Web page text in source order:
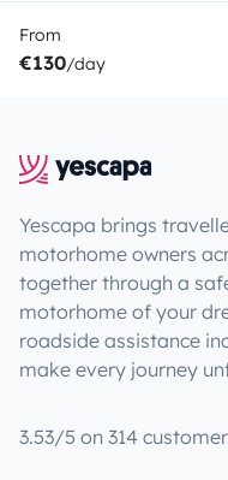
From
€130/day
Yescapa brings
motorhome owners
together through a
motorhome of your
roadside assistance
make every journey
3.53/5 on 314